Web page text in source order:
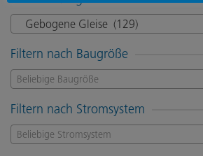
Gebogene Gleise (129)
Filtern nach Baugröße
Beliebige Baugröße
Filtern nach Stromsystem
Beliebige Stromsystem